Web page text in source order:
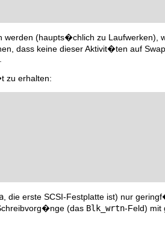
werden (haupts�chlich zu Laufwerken),
dass keine dieser Aktivit�ten auf
zu erhalten:
, die erste SCSI-Festplatte ist) nur
(das Blk_wrtn-Feld) mit